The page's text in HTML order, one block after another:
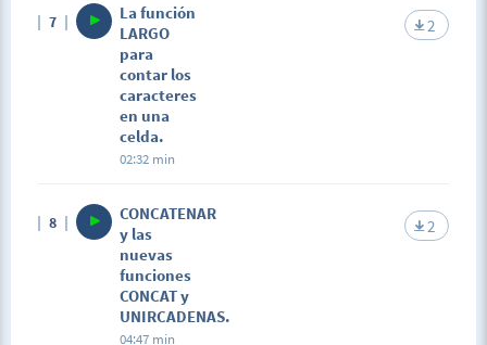
7
La función
LARGO
para
contar los
caracteres
en una
celda.
02:32 min
2
8
CONCATENAR
y las
nuevas
funciones
CONCAT y
UNIRCADENAS.
04:47 min
2